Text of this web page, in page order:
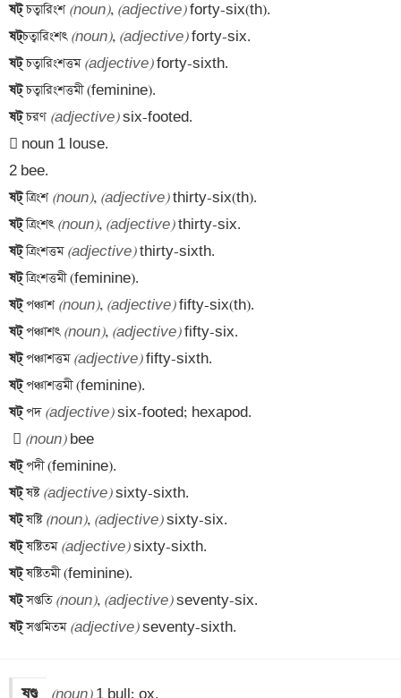
ষট্‌ চত্বারিংশ (noun), (adjective)
ষট্‌চত্বারিংশৎ (noun), (adjective)
ষট্‌ চত্বারিংশত্তম (adjective)
ষট্
ষট্‌ চরণ (adjective) six-footed.
 noun 1 louse.
ষট্‌ ত্রিংশ (noun), (adjective)
ষট্‌ ত্রিংশৎ (noun), (adjective)
ষট্‌ ত্রিংশত্তম (adjective)
ষট্
ষট্‌ পঞ্চাশ (noun), (adjective)
ষট্‌ পঞ্চাশৎ (noun), (adjective)
ষট্‌ পঞ্চাশত্তম (adjective)
ষট্
ষট্‌ পদ (adjective)
 (noun)
ষট্
ষট্‌ ষষ্ট (adjective)
ষট্‌ ষষ্টি (noun), (adjective)
ষট্‌ ষষ্টিতম (adjective)
ষট্
ষট্‌ সপ্ততি (noun), (adjective)
ষট্‌ সপ্তমিতম (adjective) seventy-sixth.
ষণ্ড (noun) 1 bull; ox.